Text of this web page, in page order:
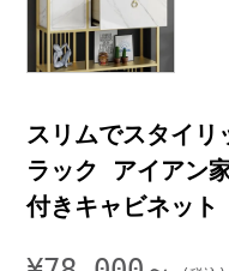
スリムでスタイリ
ラック アイアン
付きキャビネット